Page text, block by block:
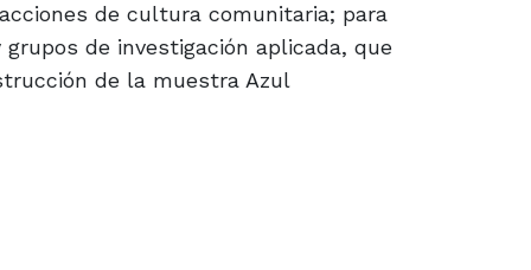
de cultura comunitaria; para
de investigación aplicada, que
de la muestra Azul